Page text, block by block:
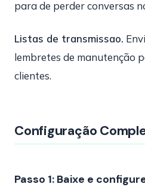
para de perder conversas
Listas de transmissao.
lembretes de manutenção
clientes.
Configuração
Passo 1: Baixe e